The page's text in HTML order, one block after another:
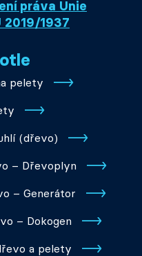
práva Unie
2019/1937
pelety
(dřevo)
– Dřevoplyn
– Generátor
– Dokogen
a pelety